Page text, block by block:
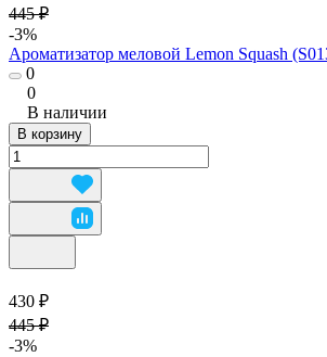
445 ₽
-3%
Ароматизатор меловой Lemon Squash
0
0
В наличии
В корзину
430 ₽
445 ₽
-3%